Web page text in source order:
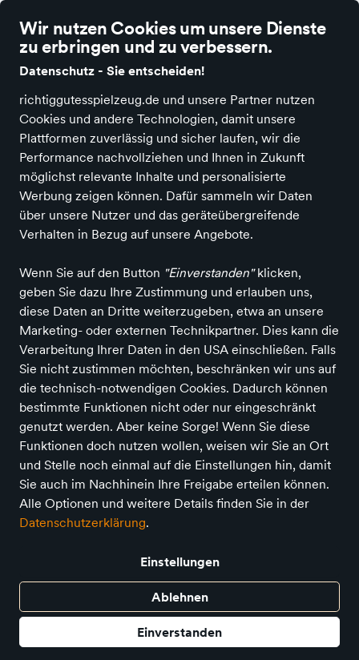
Wir nutzen Cookies um unsere Dienste
zu erbringen und zu verbessern.
Datenschutz - Sie entscheiden!
richtiggutesspielzeug.de und unsere Partner nutzen
Cookies und andere Technologien, damit unsere
Plattformen zuverlässig und sicher laufen, wir die
Performance nachvollziehen und Ihnen in Zukunft
möglichst relevante Inhalte und personalisierte
Werbung zeigen können. Dafür sammeln wir Daten
über unsere Nutzer und das geräteübergreifende
Verhalten in Bezug auf unsere Angebote.
Wenn Sie auf den Button "Einverstanden"klicken,
geben Sie dazu Ihre Zustimmung und erlauben uns,
diese Daten an Dritte weiterzugeben, etwa an unsere
Marketing- oder externen Technikpartner. Dies kann die
Verarbeitung Ihrer Daten in den USA einschließen. Falls
Sie nicht zustimmen möchten, beschränken wir uns auf
die technisch-notwendigen Cookies. Dadurch können
bestimmte Funktionen nicht oder nur eingeschränkt
genutzt werden. Aber keine Sorge! Wenn Sie diese
Funktionen doch nutzen wollen, weisen wir Sie an Ort
und Stelle noch einmal auf die Einstellungen hin, damit
Sie auch im Nachhinein Ihre Freigabe erteilen können.
Alle Optionen und weitere Details finden Sie in der
Datenschutzerklärung.
Einstellungen
Ablehnen
Einverstanden
Alle Kategorien Neuheiten Angebote Spielen & Basteln
Drachenstube - Ebersberg
in Ebersberg
Entdecken
"Spielen ist eine Tätigkeit, die man garnicht
ernst genug nehmen kann." (Jacques-Yves